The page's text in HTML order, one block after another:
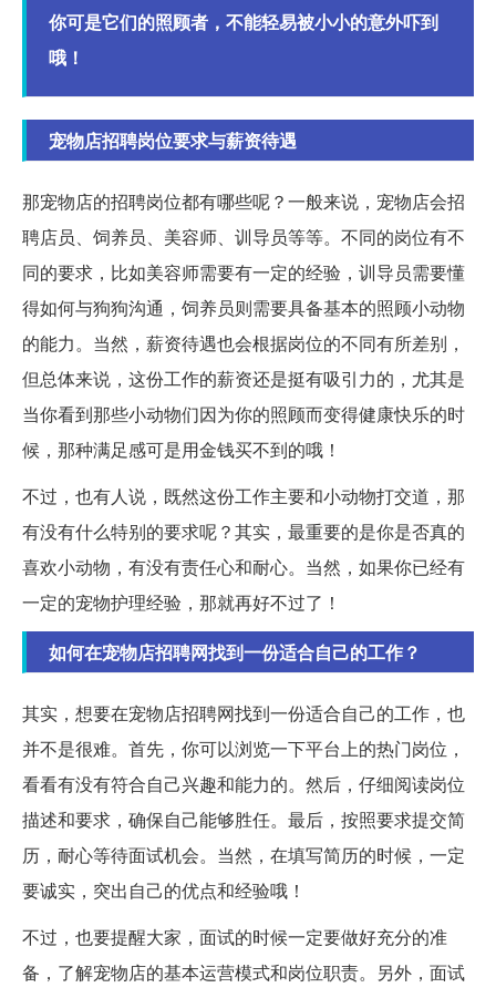
你可是它们的照顾者，不能轻易被小小的意外吓到
哦！
宠物店招聘岗位要求与薪资待遇
那宠物店的招聘岗位都有哪些呢？一般来说，宠物店会招
聘店员、饲养员、美容师、训导员等等。不同的岗位有不
同的要求，比如美容师需要有一定的经验，训导员需要懂
得如何与狗狗沟通，饲养员则需要具备基本的照顾小动物
的能力。当然，薪资待遇也会根据岗位的不同有所差别，
但总体来说，这份工作的薪资还是挺有吸引力的，尤其是
当你看到那些小动物们因为你的照顾而变得健康快乐的时
候，那种满足感可是用金钱买不到的哦！
不过，也有人说，既然这份工作主要和小动物打交道，那
有没有什么特别的要求呢？其实，最重要的是你是否真的
喜欢小动物，有没有责任心和耐心。当然，如果你已经有
一定的宠物护理经验，那就再好不过了！
如何在宠物店招聘网找到一份适合自己的工作？
其实，想要在宠物店招聘网找到一份适合自己的工作，也
并不是很难。首先，你可以浏览一下平台上的热门岗位，
看看有没有符合自己兴趣和能力的。然后，仔细阅读岗位
描述和要求，确保自己能够胜任。最后，按照要求提交简
历，耐心等待面试机会。当然，在填写简历的时候，一定
要诚实，突出自己的优点和经验哦！
不过，也要提醒大家，面试的时候一定要做好充分的准
备，了解宠物店的基本运营模式和岗位职责。另外，面试